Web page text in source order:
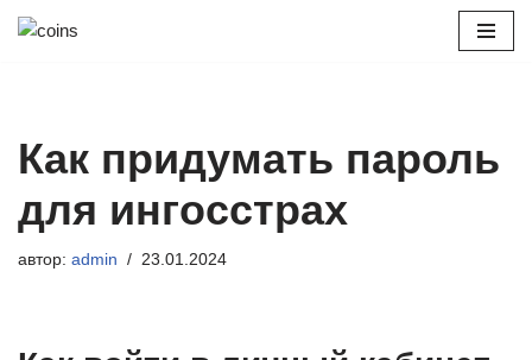
Как придумать пароль
для ингосстрах
автор: admin 23.01.2024